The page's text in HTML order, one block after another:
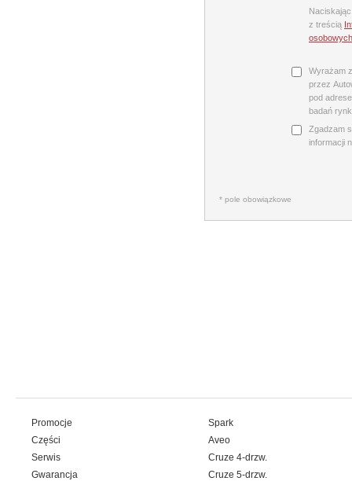
z treścią
osobowych
Wyrażam
przez
pod
badań
Zgadzam
informacji
* pole obowiązkowe
Promocje
Części
Serwis
Gwarancja
Spark
Aveo
Cruze 4-drzw.
Cruze 5-drzw.